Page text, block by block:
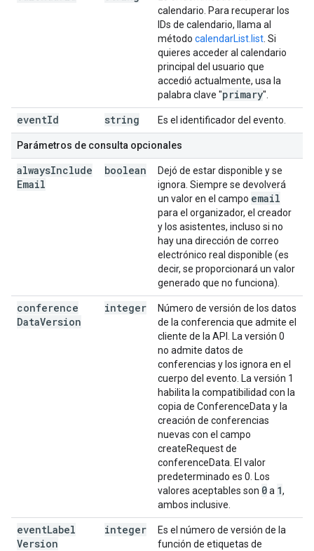
calendario. Para recuperar los
IDs de calendario, llama al
método calendarList.list . Si
quieres acceder al calendario
principal del usuario que
accedió actualmente, usa la
palabra clave "primary".
eventId string Es el identificador del evento.
Parámetros de consulta opcionales
alwaysInclude
Email
boolean
Dejó de estar disponible y se
ignora. Siempre se devolverá
un valor en el campo email
para el organizador, el creador
y los asistentes, incluso si no
hay una dirección de correo
electrónico real disponible (es
decir, se proporcionará un valor
generado que no funciona).
conference
DataVersion
integer
Número de versión de los datos
de la conferencia que admite el
cliente de la API. La versión 0
no admite datos de
conferencias y los ignora en el
cuerpo del evento. La versión 1
habilita la compatibilidad con la
copia de ConferenceData y la
creación de conferencias
nuevas con el campo
createRequest de
conferenceData. El valor
predeterminado es 0. Los
valores aceptables son 0a 1,
ambos inclusive.
eventLabel
Version
integer
Es el número de versión de la
función de etiquetas de